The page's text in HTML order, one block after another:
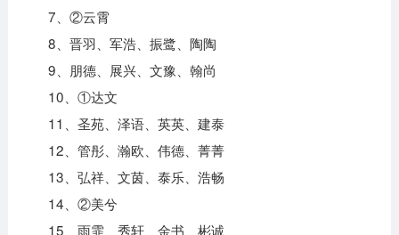
7、②云霄
8、晋羽、军浩、振鹭、陶陶
9、朋德、展兴、文豫、翰尚
10、①达文
11、圣苑、泽语、英英、建泰
12、管彤、瀚欧、伟德、菁菁
13、弘祥、文茵、泰乐、浩畅
14、②美兮
15、雨霏、秀轩、金书、彬诚